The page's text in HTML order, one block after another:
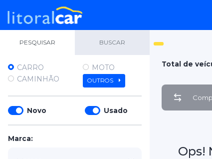
PESQUISAR BUSCAR
CARRO
MOTO
CAMINHÃO
OUTROS
Novo Usado
Marca:
Total de
Ops!